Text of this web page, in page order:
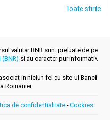
Toate stirile
valutar BNR sunt preluate de pe
(BNR) si au caracter pur informativ.
in niciun fel cu site-ul Bancii
Romaniei
de confidentialitate - Cookies